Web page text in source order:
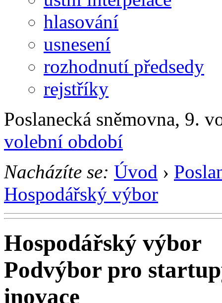
hlasování
usnesení
rozhodnutí předsedy
rejstříky
Poslanecká sněmovna, 9.
volební období
Nacházíte se: Úvod ›
Hospodářský výbor
Hospodářský výbor
Podvýbor pro
inovace